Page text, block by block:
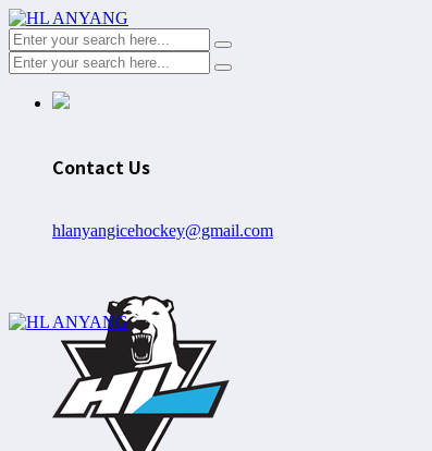
Contact Us
hlanyangicehockey@gmail.com